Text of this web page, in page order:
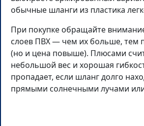
обычные шланги из пластика
При покупке обращайте
слоев ПВХ — чем их больше, тем
(но и цена повыше). Плюсами
небольшой вес и хорошая
пропадает, если шланг долго
прямыми солнечными лучами